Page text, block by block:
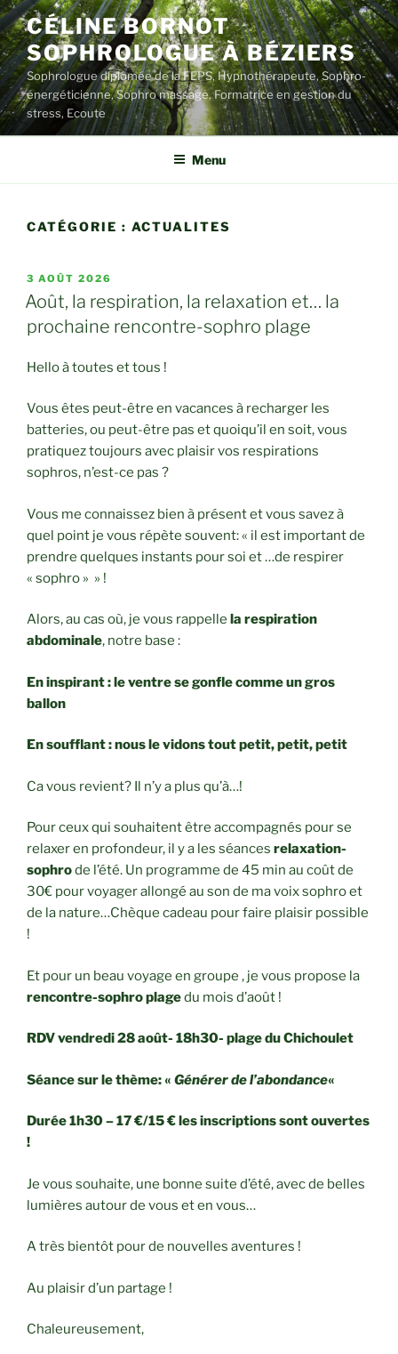
Aller
au
contenu
principal
CÉLINE BORNOT
SOPHROLOGUE À BÉZIERS
Sophrologue diplômée de la FEPS, Hypnothérapeute, Sophro-
énergéticienne, Sophro massage, Formatrice en gestion du
stress, Ecoute
Menu
CATÉGORIE : ACTUALITES
PUBLIÉ
LE
3 AOÛT 2026
Août, la respiration, la relaxation et… la
prochaine rencontre-sophro plage
Hello à toutes et tous !
Vous êtes peut-être en vacances à recharger les
batteries, ou peut-être pas et quoiqu’il en soit, vous
pratiquez toujours avec plaisir vos respirations
sophros, n’est-ce pas ?
Vous me connaissez bien à présent et vous savez à
quel point je vous répète souvent: « il est important de
prendre quelques instants pour soi et …de respirer
« sophro » » !
Alors, au cas où, je vous rappelle la respiration
abdominale, notre base :
En inspirant : le ventre se gonfle comme un gros
ballon
En soufflant : nous le vidons tout petit, petit, petit
Ca vous revient? Il n’y a plus qu’à…!
Pour ceux qui souhaitent être accompagnés pour se
relaxer en profondeur, il y a les séances relaxation-
sophrode l’été. Un programme de 45 min au coût de
30€ pour voyager allongé au son de ma voix sophro et
de la nature…Chèque cadeau pour faire plaisir possible
!
Et pour un beau voyage en groupe , je vous propose la
rencontre-sophro plagedu mois d’août !
RDV vendredi 28 août- 18h30- plage du Chichoulet
Séance sur le thème: « Générer de l’abondance«
Durée 1h30 – 17 €/15 € les inscriptions sont ouvertes
!
Je vous souhaite, une bonne suite d’été, avec de belles
lumières autour de vous et en vous…
A très bientôt pour de nouvelles aventures !
Au plaisir d’un partage !
Chaleureusement,